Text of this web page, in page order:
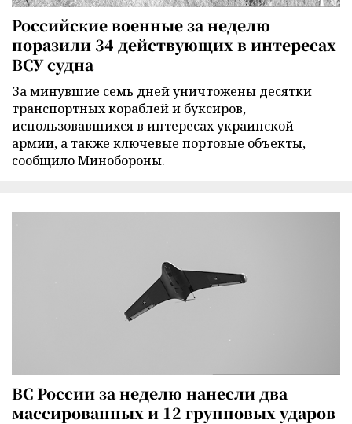
Российские военные за неделю
поразили 34 действующих в интересах
ВСУ судна
За минувшие семь дней уничтожены десятки
транспортных кораблей и буксиров,
использовавшихся в интересах украинской
армии, а также ключевые портовые объекты,
сообщило Минобороны.
ВС России за неделю нанесли два
массированных и 12 групповых ударов